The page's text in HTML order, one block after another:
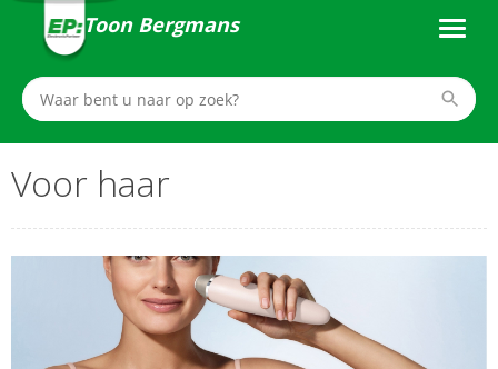
Toon Bergmans
Voor haar